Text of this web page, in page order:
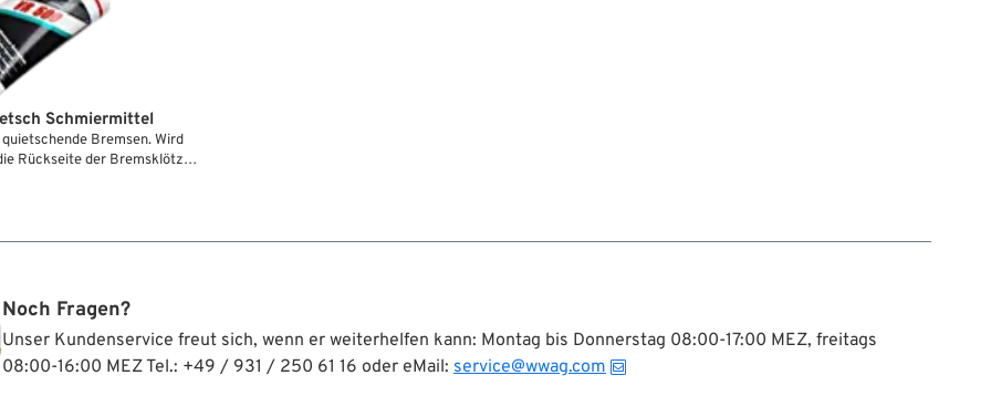
Schmiermittel
Bremsen. Wird
Rückseite der Bremsklötze
Bauteile und erleichtert ein
Noch Fragen?
Unser Kundenservice freut sich, wenn er weiterhelfen kann: Montag bis Donnerstag 08:00-17:00 MEZ, freitags
08:00-16:00 MEZ Tel.: +49 / 931 / 250 61 16 oder eMail: service@wwag.com